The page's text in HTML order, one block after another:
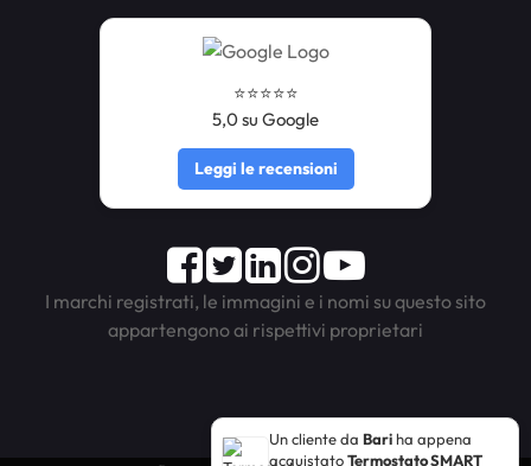
Un cliente da Bariha appena
acquistatoTermostato SMART
⭐️⭐️⭐️⭐️⭐️
5,0 su Google
Leggi le recensioni
Facebook
TwitterLinkedInInstagram
Youtube
I marchi registrati, le immagini e i nomi su questo sito
appartengono ai rispettivi proprietari